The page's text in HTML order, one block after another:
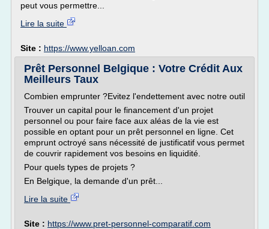
peut vous permettre...
Lire la suite
Site : https://www.yelloan.com
Prêt Personnel Belgique : Votre Crédit Aux
Meilleurs Taux
Combien emprunter ?Evitez l'endettement avec notre outil
Trouver un capital pour le financement d'un projet
personnel ou pour faire face aux aléas de la vie est
possible en optant pour un prêt personnel en ligne. Cet
emprunt octroyé sans nécessité de justificatif vous permet
de couvrir rapidement vos besoins en liquidité.
Pour quels types de projets ?
En Belgique, la demande d'un prêt...
Lire la suite
Site : https://www.pret-personnel-comparatif.com